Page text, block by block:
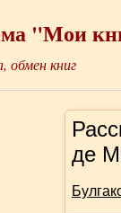
"Мои
обмен книг
де